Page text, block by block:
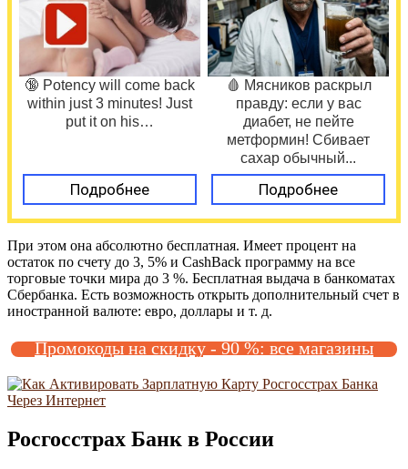
🔞 Potency will come back
within just 3 minutes! Just
put it on his…
Подробнее
🩸 Мясников раскрыл
правду: если у вас
диабет, не пейте
метформин! Сбивает
сахар обычный...
Подробнее
При этом она абсолютно бесплатная. Имеет процент на
остаток по счету до 3, 5% и CashBack программу на все
торговые точки мира до 3 %. Бесплатная выдача в банкоматах
Сбербанка. Есть возможность открыть дополнительный счет в
иностранной валюте: евро, доллары и т. д.
Промокоды на скидку - 90 %: все магазины
Росгосстрах Банк в России